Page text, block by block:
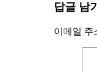
답글 남
이메일 주